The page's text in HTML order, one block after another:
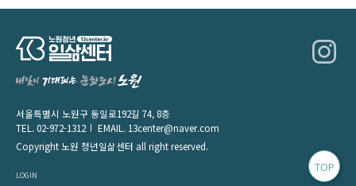
서울특별시 노원구 동일로192길 74, 8층
TEL.02-972-1312 EMAIL. 13center@naver.com
Copyright 노원 청년일삶센터 all right reserved.
LOGIN
TOP